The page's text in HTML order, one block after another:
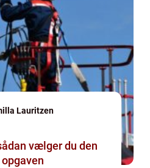
Lauritzen